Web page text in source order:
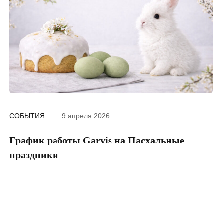
СОБЫТИЯ 9 апреля 2026
График работы Garvis на Пасхальные
праздники